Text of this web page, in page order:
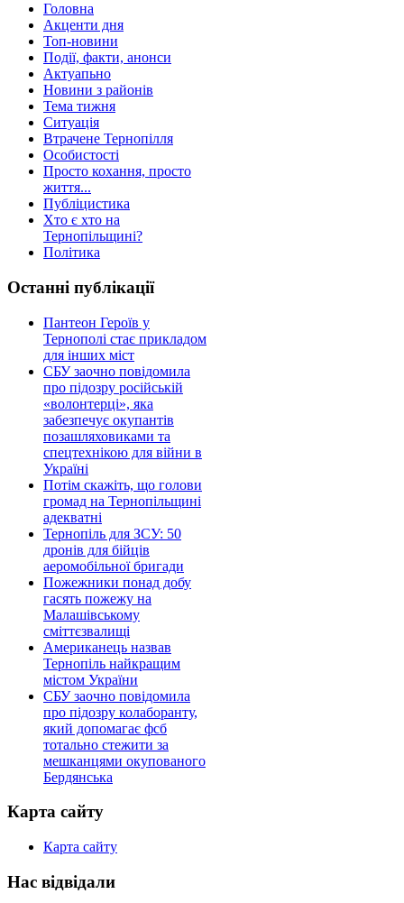
Головна
Акценти дня
Топ-новини
Події, факти, анонси
Актуапьно
Новини з районів
Тема тижня
Ситуація
Втрачене Тернопілля
Особистості
Просто кохання, просто
життя...
Публіцистика
Хто є хто на
Тернопільщині?
Політика
Останні публікації
Пантеон Героїв у
Тернополі стає прикладом
для інших міст
СБУ заочно повідомила
про підозру російській
«волонтерці», яка
забезпечує окупантів
позашляховиками та
спецтехнікою для війни в
Україні
Потім скажіть, що голови
громад на Тернопільщині
адекватні
Тернопіль для ЗСУ: 50
дронів для бійців
аеромобільної бригади
Пожежники понад добу
гасять пожежу на
Малашівському
сміттєзвалищі
Американець назвав
Тернопіль найкращим
містом України
СБУ заочно повідомила
про підозру колаборанту,
який допомагає фсб
тотально стежити за
мешканцями окупованого
Бердянська
Карта сайту
Карта сайту
Нас відвідали